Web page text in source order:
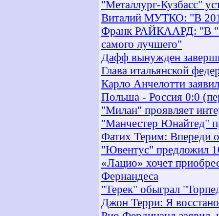
"Металлург-Кузбасс"
Виталий МУТКО: "В
Франк РАЙКААРД: "В
самого лучшего"
Дафф вынужден
Глава итальянской
Карло Анчелотти
Польша - Россия 0:0
"Милан" проявляет
"Манчестер Юнайтед"
Фатих Терим: Впереди
"Ювентус" предложил
«Лацио» хочет
Фернандеса
"Терек" обыграл
Джон Терри: Я